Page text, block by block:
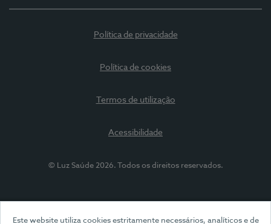
Este website utiliza cookies estritamente necessários, analíticos e de
Política de privacidade
Política de cookies
Termos de utilização
Acessibilidade
© Luz Saúde 2026. Todos os direitos reservados.